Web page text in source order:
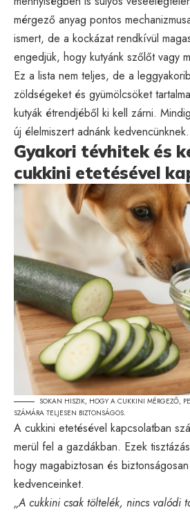
mérgező anyag pontos
ismert, de a kockázat rendkívül
engedjük, hogy kutyánk szőlőt vagy
Ez a lista nem teljes, de a
zöldségeket és gyümölcsöket
kutyák étrendjéből ki kell zárni.
új élelmiszert adnánk kedvencünknek.
Gyakori tévhitek és
cukkini etetésével
SOKAN HISZIK, HOGY A CUKKINI MÉRGEZŐ,
SZÁMÁRA TELJESEN BIZTONSÁGOS.
A cukkini etetésével kapcsolatban
merül fel a gazdákban. Ezek
hogy magabiztosan és
kedvenceinket.
„A cukkini csak töltelék, nincs valódi